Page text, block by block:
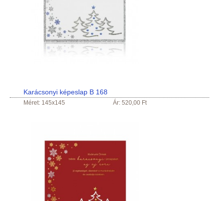
Karácsonyi képeslap B 168
Méret: 145x145 Ár: 520,00 Ft